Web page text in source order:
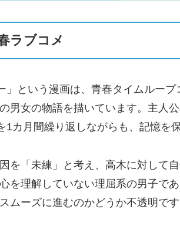
ラブコメ
」という漫画は、青春タイムルー
男女の物語を描いています。主人
カ月間繰り返しながらも、記憶を
を「未練」と考え、高木に対して
を理解していない理屈系の男子で
ムーズに進むのかどうか不透明です